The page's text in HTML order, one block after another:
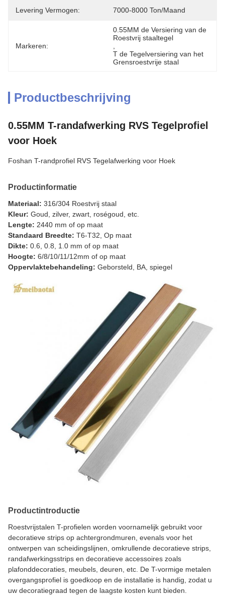
Levering Vermogen: 7000-8000 Ton/maand
Markeren:
0.55MM de Versiering van de
Roestvrij staaltegel
T de Tegelversiering van het
Grensroestvrije staal
Productbeschrijving
0.55MM T-randafwerking RVS Tegelprofiel
voor Hoek
Foshan T-randprofiel RVS Tegelafwerking voor Hoek
Productinformatie
Materiaal: 316/304 Roestvrij staal
Kleur: Goud, zilver, zwart, roségoud, etc.
Lengte: 2440 mm of op maat
Standaard Breedte: T6-T32, Op maat
Dikte: 0.6, 0.8, 1.0 mm of op maat
Hoogte: 6/8/10/11/12mm of op maat
Oppervlaktebehandeling: Geborsteld, BA, spiegel
Productintroductie
Roestvrijstalen T-profielen worden voornamelijk gebruikt voor
decoratieve strips op achtergrondmuren, evenals voor het
ontwerpen van scheidingslijnen, omkrullende decoratieve strips,
randafwerkingsstrips en decoratieve accessoires zoals
plafonddecoraties, meubels, deuren, etc. De T-vormige metalen
overgangsprofiel is goedkoop en de installatie is handig, zodat u
uw decoratiegraad tegen de laagste kosten kunt bieden.